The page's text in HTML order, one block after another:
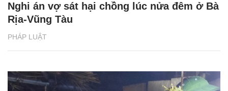
PHÁP LUẬT
Nghi án vợ sát hại chồng lúc nửa đêm ở Bà
Rịa-Vũng Tàu